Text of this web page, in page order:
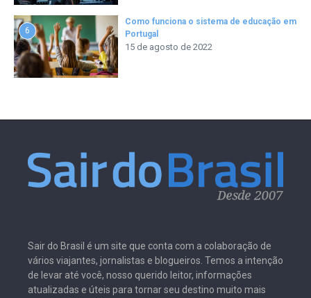
6
Como funciona o sistema de educação em
Portugal
15 de agosto de 2022
Sair do Brasil é um site que conta com a colaboração de
vários viajantes, jornalistas e blogueiros. Temos a intenção
de levar até você, nosso querido leitor, informações
atualizadas e úteis para tornar seu destino muito mais